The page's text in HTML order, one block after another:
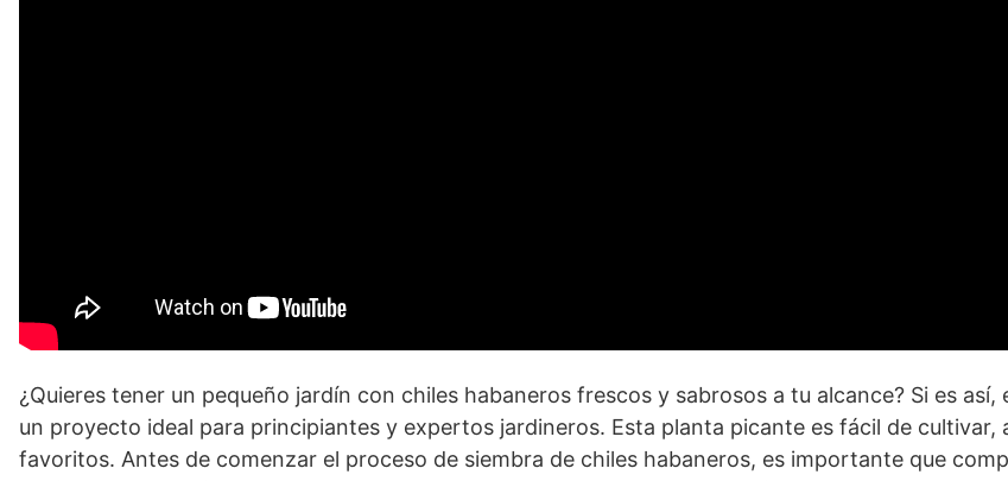
¿Quieres tener un pequeño jardín con chiles habaneros frescos y sabrosos a tu alcance? Si es
un proyecto ideal para principiantes y expertos jardineros. Esta planta picante es fácil de
favoritos. Antes de comenzar el proceso de siembra de chiles habaneros, es importante que